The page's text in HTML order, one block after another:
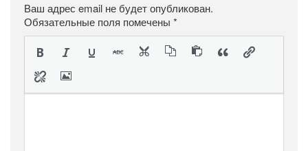
Ваш адрес email не будет опубликован.
Обязательные поля помечены *